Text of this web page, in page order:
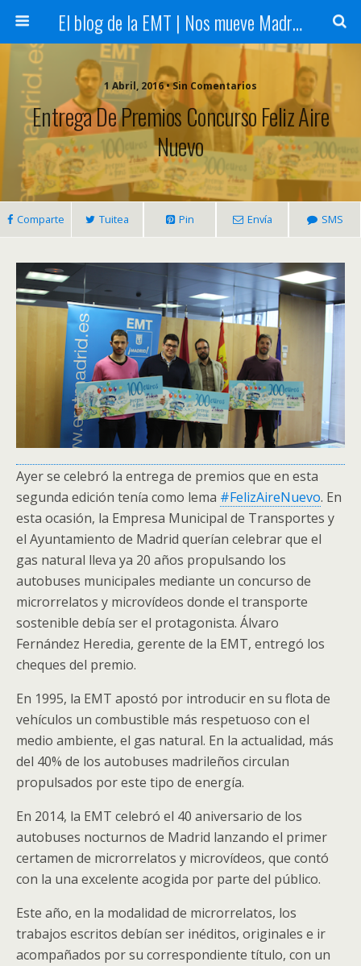
El blog de la EMT | Nos mueve Madrid
1 Abril, 2016 • Sin Comentarios
Entrega De Premios Concurso Feliz Aire
Nuevo
Comparte Tuitea Pin Envía SMS
Ayer se celebró la entrega de premios que en esta
segunda edición tenía como lema ‪#‎FelizAireNuevo‬. En
esta ocasión, la Empresa Municipal de Transportes y
el Ayuntamiento de Madrid querían celebrar que el
gas natural lleva ya 20 años propulsando los
autobuses municipales mediante un concurso de
microrrelatos y microvídeos donde el transporte
sostenible debía ser el protagonista. Álvaro
Fernández Heredia, gerente de la EMT, entregó los
cheques del premio.
En 1995, la EMT apostó por introducir en su flota de
vehículos un combustible más respetuoso con el
medio ambiente, el gas natural. En la actualidad, más
del 40% de los autobuses madrileños circulan
propulsados por este tipo de energía.
En 2014, la EMT celebró el 40 aniversario de los
autobuses nocturnos de Madrid lanzando el primer
certamen de microrrelatos y microvídeos, que contó
con la una excelente acogida por parte del público.
Este año, en la modalidad de microrrelatos, los
trabajos escritos debían ser inéditos, originales e ir
acompañados por su correspondiente título, con un